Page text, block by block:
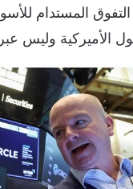
أي التفوق المستدام
الأميركية